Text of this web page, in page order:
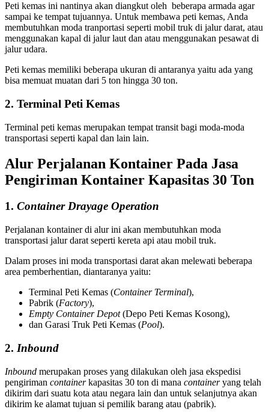
Peti kemas ini nantinya akan diangkut oleh beberapa armada agar
sampai ke tempat tujuannya. Untuk membawa peti kemas, Anda
membutuhkan moda tranportasi seperti mobil truk di jalur darat, atau
menggunakan kapal di jalur laut dan atau menggunakan pesawat di
jalur udara.
Peti kemas memiliki beberapa ukuran di antaranya yaitu ada yang
bisa memuat muatan dari 5 ton hingga 30 ton.
‌2. Terminal Peti Kemas
Terminal peti kemas merupakan tempat transit bagi moda-moda
transportasi seperti kapal dan lain lain.
Alur Perjalanan Kontainer Pada Jasa
Pengiriman Kontainer Kapasitas 30 Ton
1. Container Drayage Operation
Perjalanan kontainer di alur ini akan membutuhkan moda
transportasi jalur darat seperti kereta api atau mobil truk.
Dalam proses ini moda transportasi darat akan melewati beberapa
area pemberhentian, diantaranya yaitu:
Terminal Peti Kemas (Container Terminal),
Pabrik (Factory),
Empty Container Depot(Depo Peti Kemas Kosong),
dan Garasi Truk Peti Kemas (Pool).
2. Inbound
Inbound merupakan proses yang dilakukan oleh jasa ekspedisi
pengiriman containerkapasitas 30 ton di mana containeryang telah
dikirim dari suatu kota atau negara lain dan untuk selanjutnya akan
dikirim ke alamat tujuan si pemilik barang atau (pabrik).